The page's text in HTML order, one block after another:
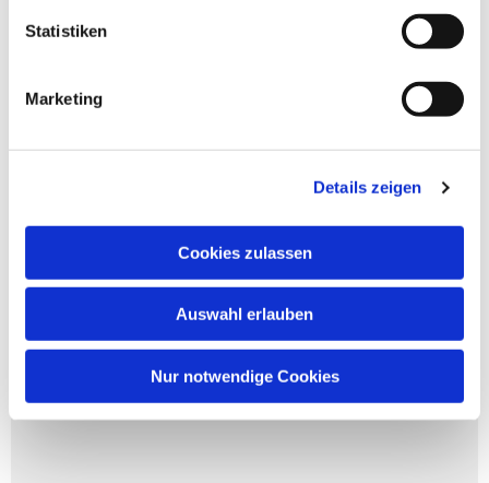
Statistiken
Marketing
Details zeigen
Cookies zulassen
Auswahl erlauben
Nur notwendige Cookies
Richard Hansen
Title
email@email.com
80808080